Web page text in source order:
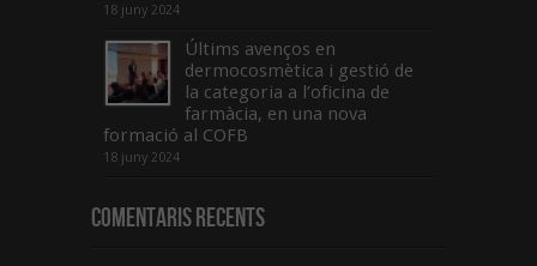
18 juny 2024
Últims avenços en
dermocosmètica i gestió de
la categoria a l’oficina de
farmàcia, en una nova
formació al COFB
18 juny 2024
Comentaris Recents